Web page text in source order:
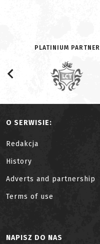
PLATINIUM PARTNER
O SERWISIE:
Redakcja
History
Adverts and partnership
Terms of use
NAPISZ DO NAS